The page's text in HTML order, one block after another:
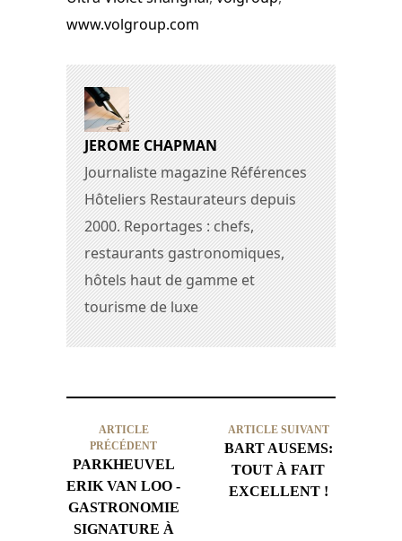
www.volgroup.com
JEROME CHAPMAN
Journaliste magazine Références
Hôteliers Restaurateurs depuis
2000. Reportages : chefs,
restaurants gastronomiques,
hôtels haut de gamme et
tourisme de luxe
ARTICLE
PRÉCÉDENT
PARKHEUVEL
ERIK VAN LOO -
GASTRONOMIE
SIGNATURE À
ARTICLE SUIVANT
BART AUSEMS:
TOUT À FAIT
EXCELLENT !